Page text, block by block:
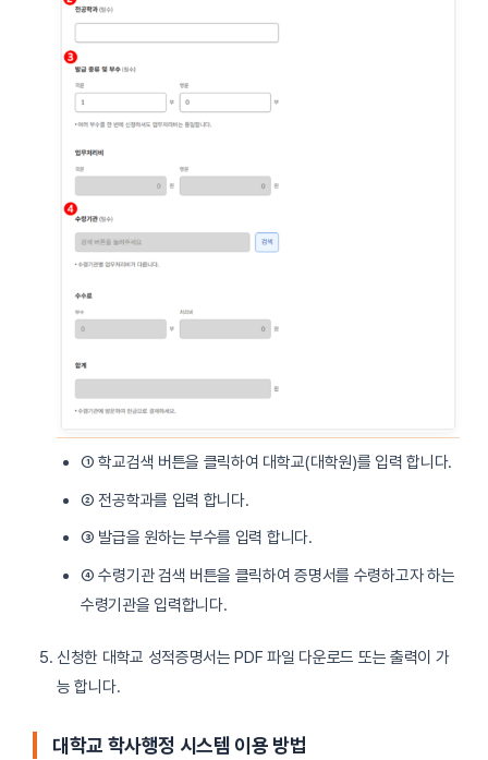
① 학교검색 버튼을 클릭하여 대학교(대학원)를 입력 합니다.
② 전공학과를 입력 합니다.
③ 발급을 원하는 부수를 입력 합니다.
④ 수령기관 검색 버튼을 클릭하여 증명서를 수령하고자 하는
수령기관을 입력합니다.
신청한 대학교 성적증명서는 PDF 파일 다운로드 또는 출력이 가
능 합니다.
대학교 학사행정 시스템 이용 방법